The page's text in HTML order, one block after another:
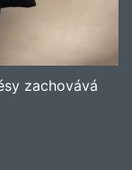
zachovává